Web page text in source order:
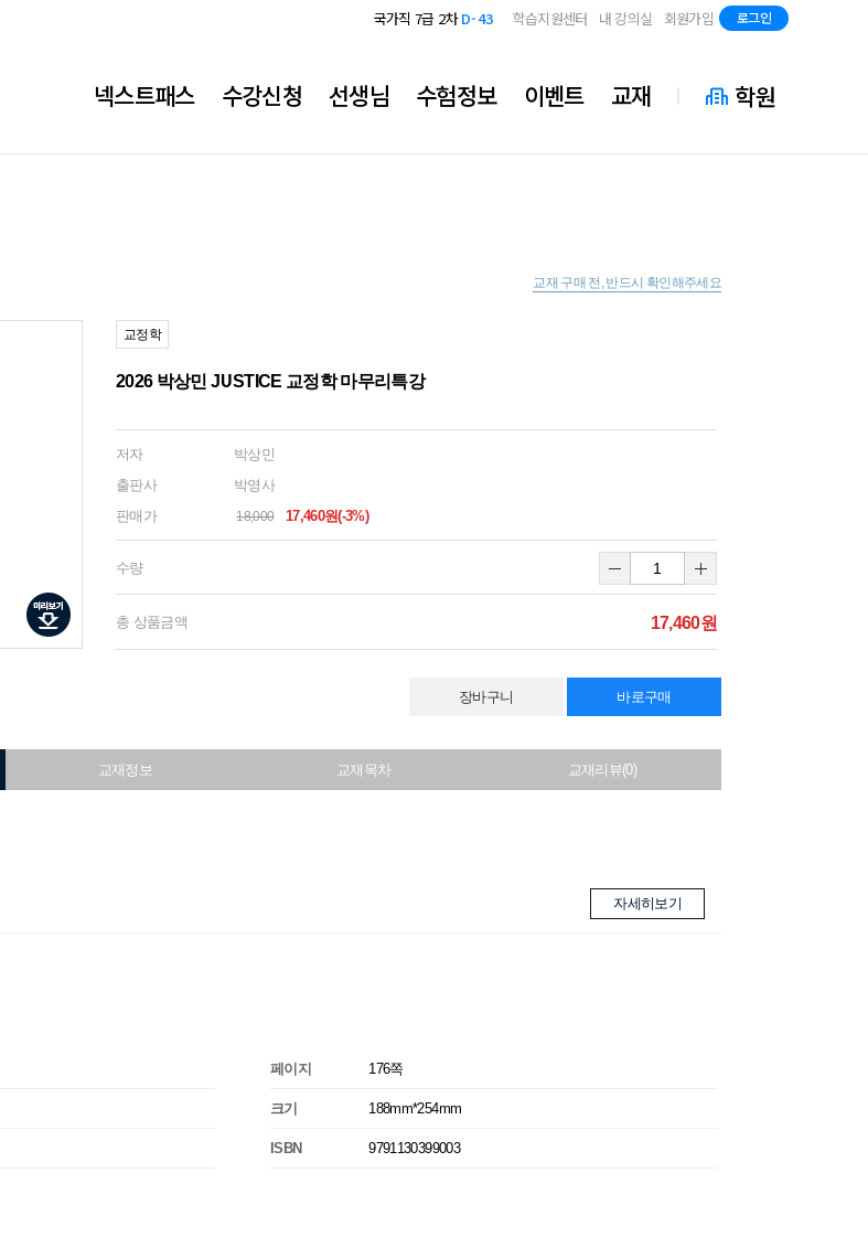
학습지원센터 내 강의실 회원가입 로그인
국가직 7급 2차D-43
지방직 7급
넥스트패스 수강신청 선생님 수험정보 이벤트 교재 학원
교재 구매 전, 반드시 확인해주세요
교정학
2026 박상민 JUSTICE 교정학 마무리특강
저자
박상민
출판사
박영사
판매가
18,000 17,460원(-3%)
수량
총 상품금액 17,460원
장바구니 바로구매
교재정보 교재목차 교재리뷰(0)
자세히보기
페이지 176쪽
크기 188mm*254mm
ISBN 9791130399003